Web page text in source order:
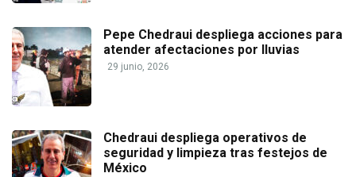
Pepe Chedraui despliega acciones para
atender afectaciones por lluvias
29 junio, 2026
Chedraui despliega operativos de
seguridad y limpieza tras festejos de
México